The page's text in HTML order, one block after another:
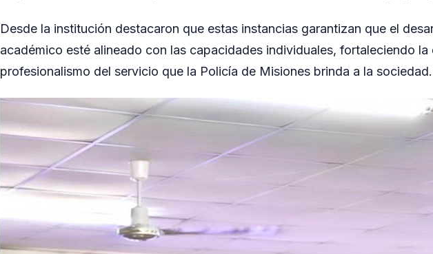
Desde la institución destacaron que estas instancias garantizan que el
académico esté alineado con las capacidades individuales, fortaleciendo la
profesionalismo del servicio que la Policía de Misiones brinda a la sociedad.